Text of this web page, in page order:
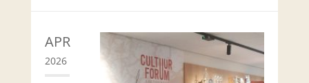
APR
2026